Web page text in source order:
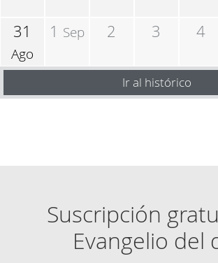
31
Ago
1 Sep 2 3 4
Ir al histórico
Suscripción
Evangelio del